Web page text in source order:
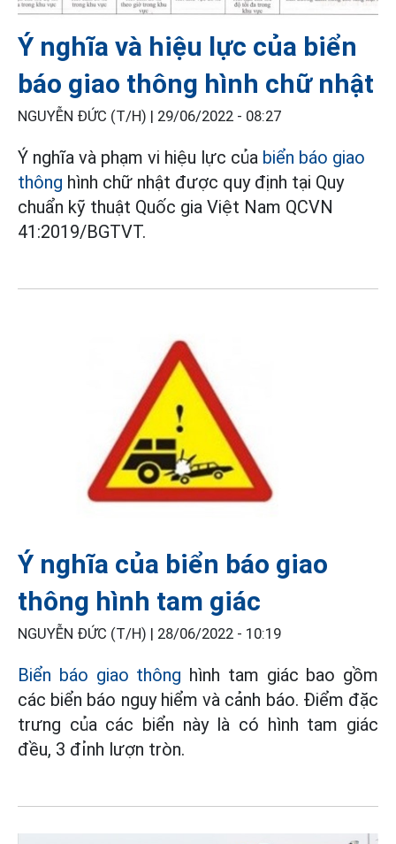
Ý nghĩa và hiệu lực của biển
báo giao thông hình chữ nhật
NGUYỄN ĐỨC (T/H) | 29/06/2022 - 08:27
Ý nghĩa và phạm vi hiệu lực của biển báo giao
thông hình chữ nhật được quy định tại Quy
chuẩn kỹ thuật Quốc gia Việt Nam QCVN
41:2019/BGTVT.
Ý nghĩa của biển báo giao
thông hình tam giác
NGUYỄN ĐỨC (T/H) | 28/06/2022 - 10:19
Biển báo giao thông hình tam giác bao gồm
các biển báo nguy hiểm và cảnh báo. Điểm đặc
trưng của các biển này là có hình tam giác
đều, 3 đỉnh lượn tròn.